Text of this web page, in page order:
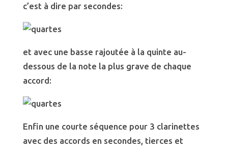
c’est à dire par secondes:
et avec une basse rajoutée à la quinte au-
dessous de la note la plus grave de chaque
accord:
Enfin une courte séquence pour 3 clarinettes
avec des accords en secondes, tierces et